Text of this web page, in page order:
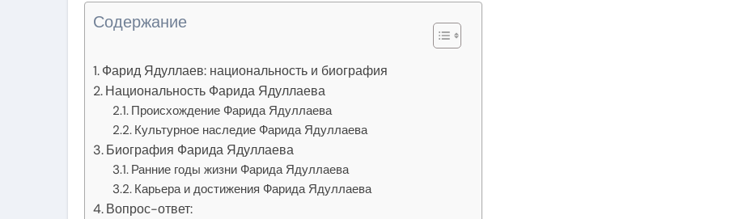
Содержание
Фарид Ядуллаев: национальность и биография
Национальность Фарида Ядуллаева
Происхождение Фарида Ядуллаева
Культурное наследие Фарида Ядуллаева
Биография Фарида Ядуллаева
Ранние годы жизни Фарида Ядуллаева
Карьера и достижения Фарида Ядуллаева
Вопрос-ответ: